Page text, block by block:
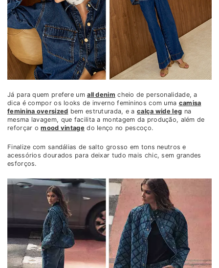
Já para quem prefere umall denim cheio de personalidade, a
dica é compor os looks de inverno femininos com uma camisa
feminina oversized bem estruturada, e acalça wide leg na
mesma lavagem, que facilita a montagem da produção, além de
reforçar omood vintagedo lenço no pescoço.
Finalize com sandálias de salto grosso em tons neutros e
acessórios dourados para deixar tudo mais chic, sem grandes
esforços.